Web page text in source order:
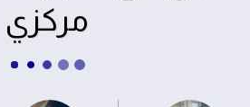
مركزي